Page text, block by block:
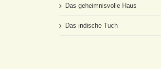
Das geheimnisvolle Haus
Das indische Tuch